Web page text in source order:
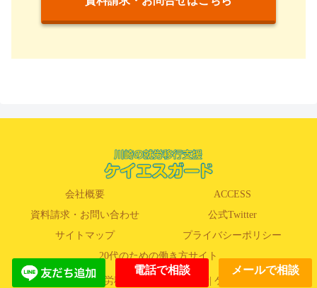
電話で相談 メールで相談
会社概要
ACCESS
資料請求・お問い合わせ
公式Twitter
サイトマップ
プライバシーポリシー
20代のための働き方サイト
© 2020 川崎の就労移行・就労B型事業所| ケイエスガード.